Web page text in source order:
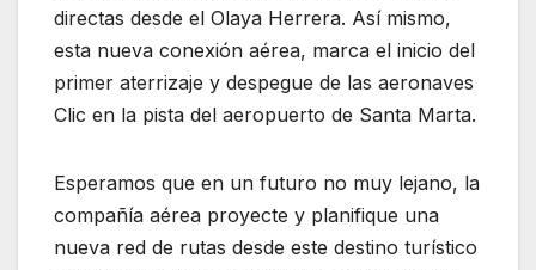
directas desde el Olaya Herrera. Así mismo,
esta nueva conexión aérea, marca el inicio del
primer aterrizaje y despegue de las aeronaves
Clic en la pista del aeropuerto de Santa Marta.
Esperamos que en un futuro no muy lejano, la
compañía aérea proyecte y planifique una
nueva red de rutas desde este destino turístico